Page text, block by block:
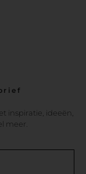
inspiratie, ideeën,
meer.